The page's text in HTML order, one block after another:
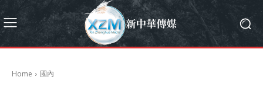
Home 國內